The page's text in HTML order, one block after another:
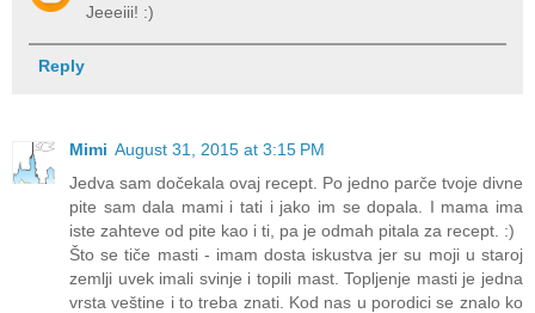
Jeeeiii! :)
Reply
Mimi August 31, 2015 at 3:15 PM
Jedva sam dočekala ovaj recept. Po jedno parče tvoje divne
pite sam dala mami i tati i jako im se dopala. I mama ima
iste zahteve od pite kao i ti, pa je odmah pitala za recept. :)
Što se tiče masti - imam dosta iskustva jer su moji u staroj
zemlji uvek imali svinje i topili mast. Topljenje masti je jedna
vrsta veštine i to treba znati. Kod nas u porodici se znalo ko